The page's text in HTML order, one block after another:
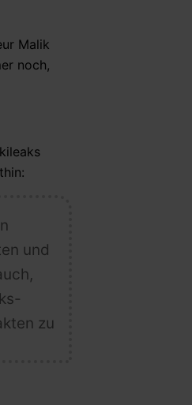
Malik
noch,
und
zu